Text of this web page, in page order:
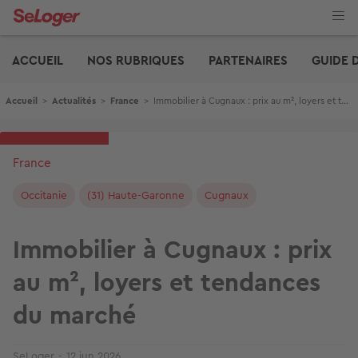
Aller
ACCUEIL
NOS RUBRIQUES PARTENAIRES GUIDE
Fil d'Ariane
Accueil > Actualités > France > Immobilier à Cugnaux : prix au m², loyers et tendances du marché
France
Occitanie (31) Haute-Garonne Cugnaux
Immobilier à Cugnaux : prix
au m², loyers et tendances
du marché